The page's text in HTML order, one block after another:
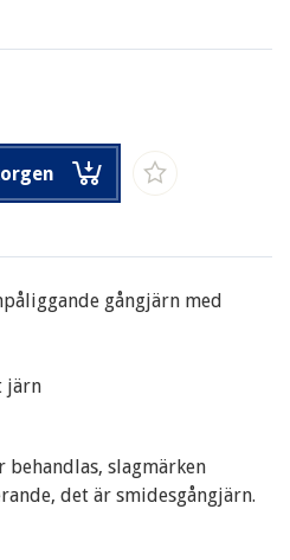
gångjärn med
järn
behandlas, slagmärken
det är smidesgångjärn.